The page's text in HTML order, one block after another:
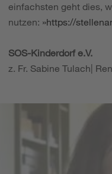
einfachsten geht dies,
nutzen:
https://
SOS-Kinderdorf e.V.
z. Fr. Sabine Tulach|